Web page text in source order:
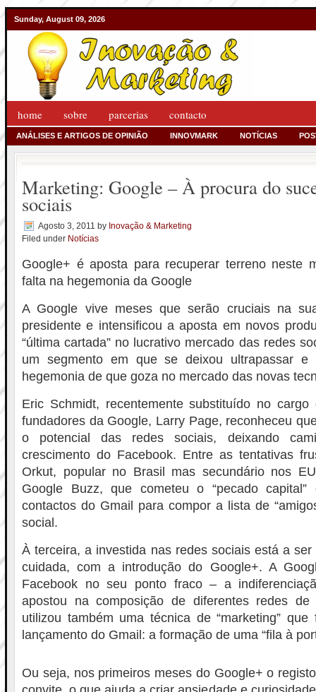
Sunday, August 09, 2026
home sobre parcerias contacto
ANÁLISES E ARTIGOS DE OPINIÃO INNOVMARK NOTÍCIAS
Marketing: Google – À procura do
sociais
Agosto 3, 2011 by Inovação & Marketing
Filed under Notícias
Google+ é aposta para recuperar terreno neste
falta na hegemonia da Google
A Google vive meses que serão cruciais na
presidente e intensificou a aposta em novos
“última cartada” no lucrativo mercado das redes
um segmento em que se deixou ultrapassar e
hegemonia de que goza no mercado das novas
Eric Schmidt, recentemente substituído no
fundadores da Google, Larry Page, reconheceu
o potencial das redes sociais, deixando
crescimento do Facebook. Entre as tentativas
Orkut, popular no Brasil mas secundário nos
Google Buzz, que cometeu o “pecado
contactos do Gmail para compor a lista de
social.
À terceira, a investida nas redes sociais está a
cuidada, com a introdução do Google+. A
Facebook no seu ponto fraco – a
apostou na composição de diferentes redes de
utilizou também uma técnica de “marketing”
lançamento do Gmail: a formação de uma “fila à
Ou seja, nos primeiros meses do Google+ o